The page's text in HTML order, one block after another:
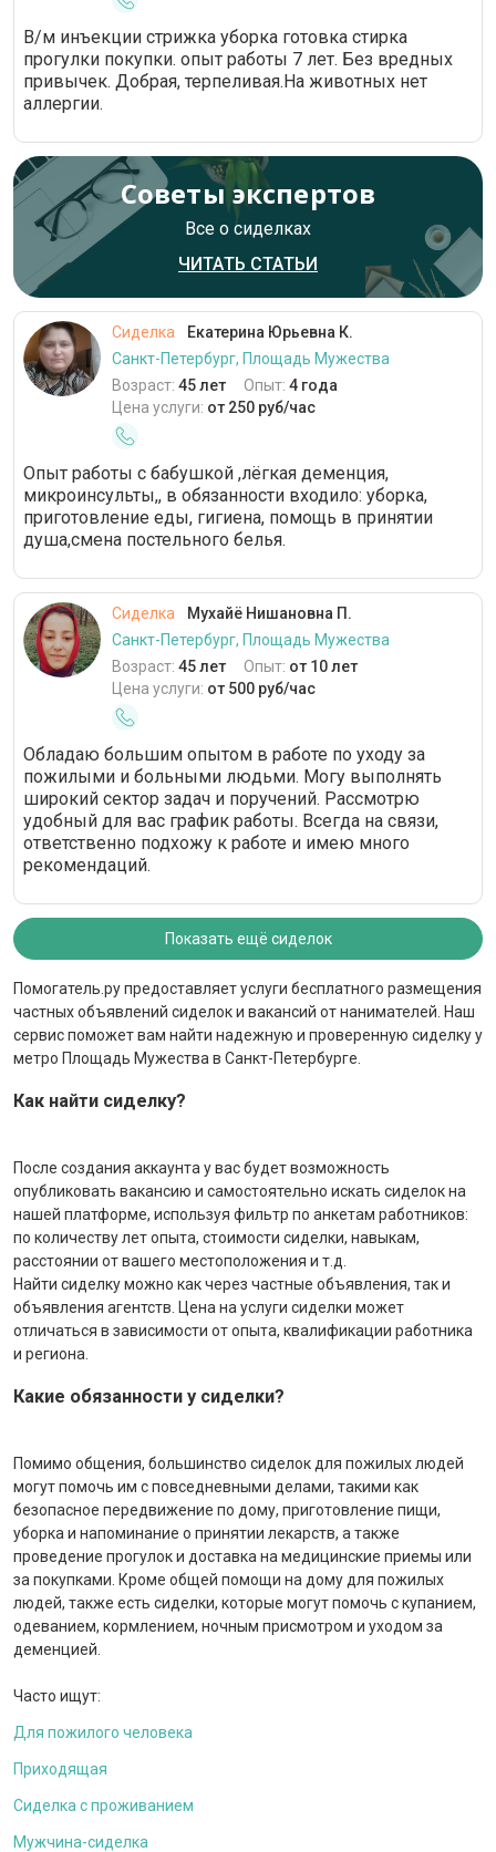
В/м инъекции стрижка уборка готовка стирка
прогулки покупки. опыт работы 7 лет. Без вредных
привычек. Добрая, терпеливая.На животных нет
аллергии.
Советы экспертов
Все о сиделках
ЧИТАТЬ СТАТЬИ
Сиделка
Екатерина Юрьевна К.
Санкт-Петербург, Площадь Мужества
Возраст: 45 лет Опыт: 4 года
Цена услуги: от 250 руб/час
Опыт работы с бабушкой ,лёгкая деменция,
микроинсульты,, в обязанности входило: уборка,
приготовление еды, гигиена, помощь в принятии
душа,смена постельного белья.
Сиделка
Мухайё Нишановна П.
Санкт-Петербург, Площадь Мужества
Возраст: 45 лет Опыт: от 10 лет
Цена услуги: от 500 руб/час
Обладаю большим опытом в работе по уходу за
пожилыми и больными людьми. Могу выполнять
широкий сектор задач и поручений. Рассмотрю
удобный для вас график работы. Всегда на связи,
ответственно подхожу к работе и имею много
рекомендаций.
Показать ещё сиделок
Помогатель.ру предоставляет услуги бесплатного размещения
частных объявлений сиделок и вакансий от нанимателей. Наш
сервис поможет вам найти надежную и проверенную сиделку у
метро Площадь Мужества в Санкт-Петербурге.
Как найти сиделку?
После создания аккаунта у вас будет возможность
опубликовать вакансию и самостоятельно искать сиделок на
нашей платформе, используя фильтр по анкетам работников:
по количеству лет опыта, стоимости сиделки, навыкам,
расстоянии от вашего местоположения и т.д.
Найти сиделку можно как через частные объявления, так и
объявления агентств. Цена на услуги сиделки может
отличаться в зависимости от опыта, квалификации работника
и региона.
Какие обязанности у сиделки?
Помимо общения, большинство сиделок для пожилых людей
могут помочь им с повседневными делами, такими как
безопасное передвижение по дому, приготовление пищи,
уборка и напоминание о принятии лекарств, а также
проведение прогулок и доставка на медицинские приемы или
за покупками. Кроме общей помощи на дому для пожилых
людей, также есть сиделки, которые могут помочь с купанием,
одеванием, кормлением, ночным присмотром и уходом за
деменцией.
Часто ищут:
Для пожилого человека
Приходящая
Сиделка с проживанием
Мужчина-сиделка